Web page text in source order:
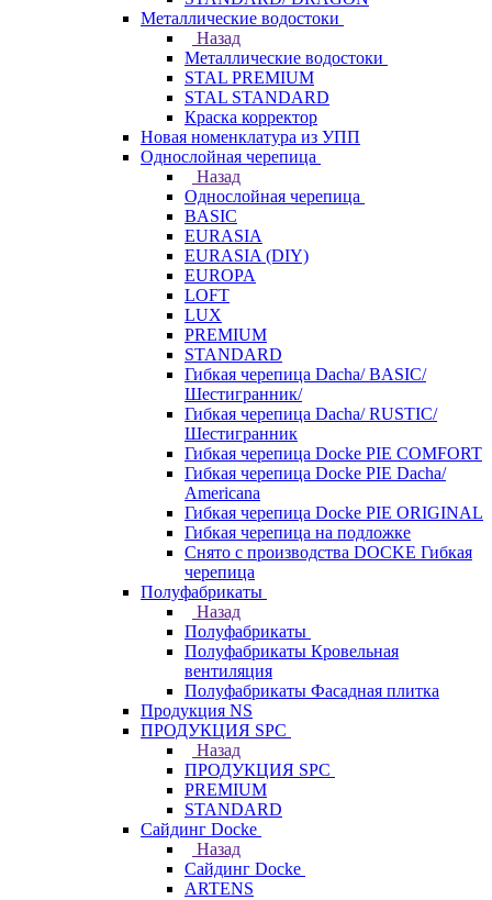
Металлические водостоки
Назад
Металлические водостоки
STAL PREMIUM
STAL STANDARD
Краска корректор
Новая номенклатура из УПП
Однослойная черепица
Назад
Однослойная черепица
BASIC
EURASIA
EURASIA (DIY)
EUROPA
LOFT
LUX
PREMIUM
STANDARD
Гибкая черепица Dacha/ BASIC/
Шестигранник/
Гибкая черепица Dacha/ RUSTIC/
Шестигранник
Гибкая черепица Docke PIE COMFORT
Гибкая черепица Docke PIE Dacha/
Americana
Гибкая черепица Docke PIE ОRIGINАL
Гибкая черепица на подложке
Снято с производства DOCKE Гибкая
черепица
Полуфабрикаты
Назад
Полуфабрикаты
Полуфабрикаты Кровельная
вентиляция
Полуфабрикаты Фасадная плитка
Продукция NS
ПРОДУКЦИЯ SPC
Назад
ПРОДУКЦИЯ SPC
PREMIUM
STANDARD
Сайдинг Docke
Назад
Сайдинг Docke
ARTENS